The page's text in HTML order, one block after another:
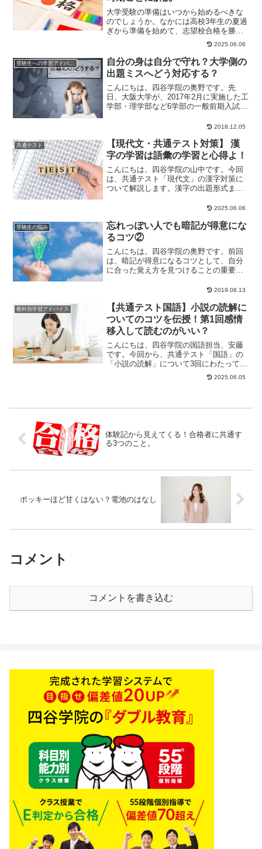
大学受験の準備はいつから始めるべきな
のでしょうか。なかには高校3年生の夏過
ぎから準備を始めて、志望校合格を勝ち
取る人もいますが、そのようなケースは
2025.06.06
自分の身は自分で守れ？大学側の
出題ミスへどう対応する？
こんにちは。四谷学院の奥野です。先
日、大阪大学が、2017年2月に実施した工
学部・理学部など6学部の一般前期入試の
2018.12.05
共通テスト
【現代文・共通テスト対策】 漢
字の学習は語彙の学習と心得よ！
こんにちは、四谷学院の山中です。今回
は、共通テスト「現代文」の漢字対策に
ついて解説します。漢字の出題形式まず
2025.06.06
受験生の悩み
忘れっぽい人でも暗記が得意にな
るコツ②
こんにちは。四谷学院の奥野です。前回
は、暗記が得意になるコツとして、自分
に合った覚え方を見つけることの重要性
2019.08.13
教科別学習アドバイス
【共通テスト国語】小説の読解に
ついてのコツを伝授！第1回感情
移入して読むのがいい？
こんにちは、四谷学院の国語担当、安藤
です。今回から、共通テスト「国語」の
「小説の読解」について3回にわたって考
えていきます。生徒と先生のやり取りか
2025.06.05
体験記から見えてくる！合格者に共通す
る3つのこと。
ポッキーほど甘くはない？電池のはなし
コメント
コメントを書き込む